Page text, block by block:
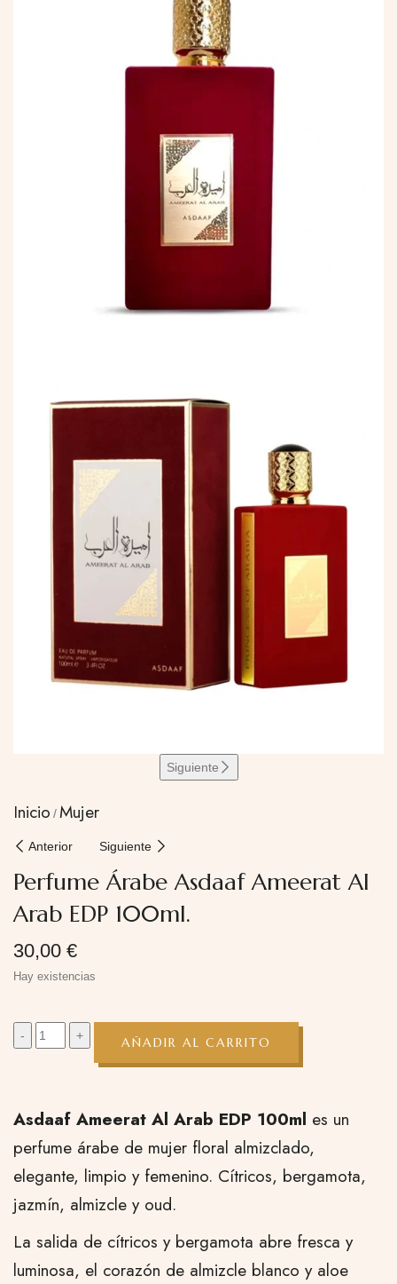
Siguiente
Inicio Mujer
Anterior Siguiente
Perfume Árabe Asdaaf Ameerat Al
Arab EDP 100ml.
30,00 €
Asdaaf Ameerat Al Arab EDP 100ml es un
perfume árabe de mujer floral almizclado,
elegante, limpio y femenino. Cítricos, bergamota,
jazmín, almizcle y oud.
La salida de cítricos y bergamota abre fresca y
luminosa, el corazón de almizcle blanco y aloe
Hay existencias
AÑADIR AL CARRITO